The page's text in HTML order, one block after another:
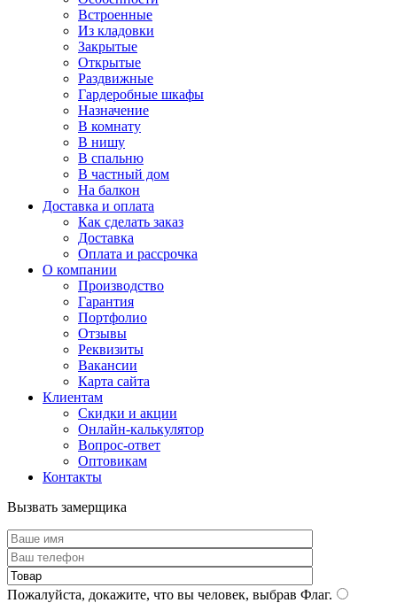
Встроенные
Из кладовки
Закрытые
Открытые
Раздвижные
Гардеробные шкафы
Назначение
В комнату
В нишу
В спальню
В частный дом
На балкон
Доставка и оплата
Как сделать заказ
Доставка
Оплата и рассрочка
О компании
Производство
Гарантия
Портфолио
Отзывы
Реквизиты
Вакансии
Карта сайта
Клиентам
Скидки и акции
Онлайн-калькулятор
Вопрос-ответ
Оптовикам
Контакты
Вызвать замерщика
Пожалуйста, докажите, что вы человек, выбрав Флаг.